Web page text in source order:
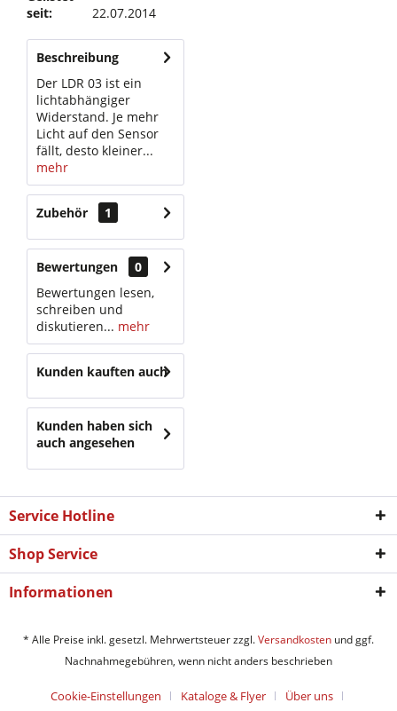
seit:
22.07.2014
Beschreibung
Der LDR 03 ist ein
lichtabhängiger
Widerstand. Je mehr
Licht auf den Sensor
fällt, desto kleiner...
mehr
Zubehör 1
Bewertungen
0
Bewertungen lesen,
schreiben und
diskutieren... mehr
Kunden kauften auch
Kunden haben sich
auch angesehen
Service Hotline
Shop Service
Informationen
* Alle Preise inkl. gesetzl. Mehrwertsteuer zzgl.Versandkosten und ggf.
Nachnahmegebühren, wenn nicht anders beschrieben
Cookie-Einstellungen Kataloge & Flyer Über uns